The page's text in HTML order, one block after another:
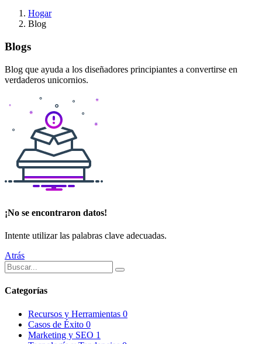
Hogar
Blog
Blogs
Blog que ayuda a los diseñadores principiantes a convertirse en
verdaderos unicornios.
¡No se encontraron datos!
Intente utilizar las palabras clave adecuadas.
Atrás
Categorías
Recursos y Herramientas 0
Casos de Éxito 0
Marketing y SEO 1